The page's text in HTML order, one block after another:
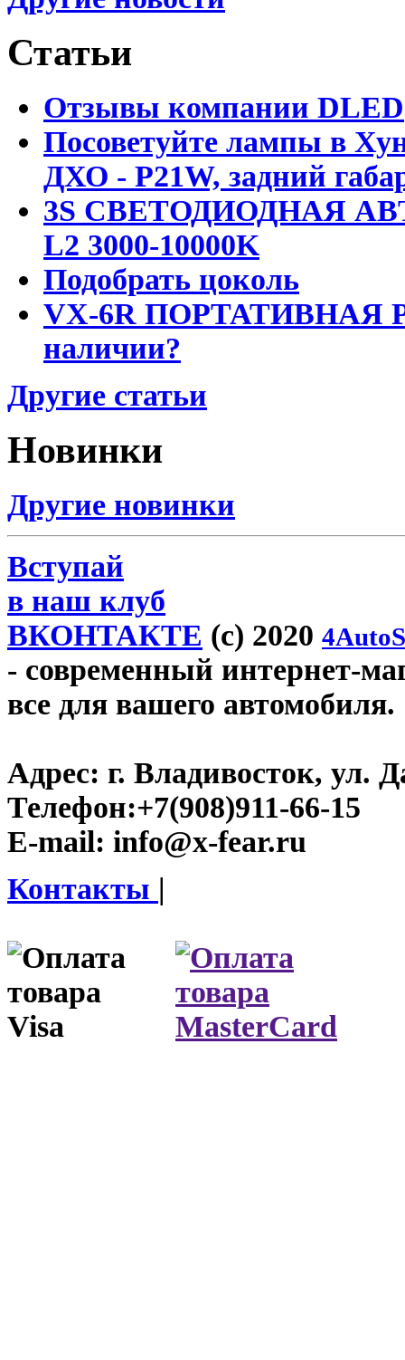
Статьи
Отзывы компании DLED
Посоветуйте лампы в
ДХО - P21W, задний
3S СВЕТОДИОДНАЯ
L2 3000-10000K
Подобрать цоколь
VX-6R ПОРТАТИВНАЯ
наличии?
Другие статьи
Новинки
Другие новинки
Вступай
в наш клуб
ВКОНТАКТЕ (c) 2020
- современный интернет-
все для вашего автомобиля.
Адрес: г. Владивосток, ул.
Телефон:+7(908)911-66-15
E-mail: info@x-fear.ru
Контакты |